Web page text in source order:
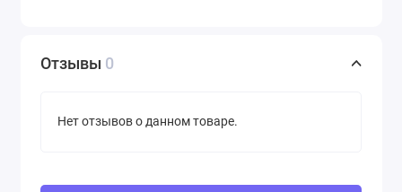
Отзывы 0
Нет отзывов о данном товаре.